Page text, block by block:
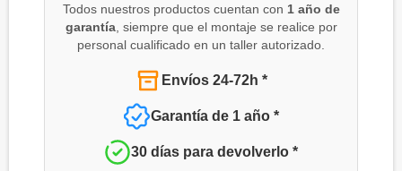
Todos nuestros productos cuentan con 1 año de
garantía, siempre que el montaje se realice por
personal cualificado en un taller autorizado.
Envíos 24-72h *
Garantía de 1 año *
30 días para devolverlo *